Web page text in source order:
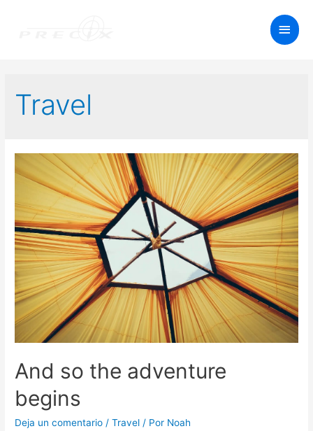
Travel
And so the adventure
begins
Deja un comentario /Travel / Por Noah